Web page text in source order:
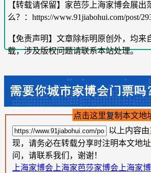
【转载请保留】家芭莎上海家博会展出
么？：https://www.91jiabohui.com/post/
【免责声明】文章除标明原创外，均来
载，涉及版权问题请联系本站处理。
点击这里复制本文地
以上内容由
现，请务必在转载分享时注明本文地
问，请联系我们，谢谢！
上海家博会上海家芭莎家博会上海家